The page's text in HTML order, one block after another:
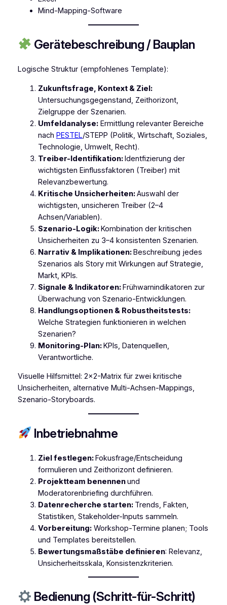
Mind-Mapping-Software
Gerätebeschreibung / Bauplan
Logische Struktur (empfohlenes Template):
Zukunftsfrage, Kontext & Ziel:
Untersuchungsgegenstand, Zeithorizont,
Zielgruppe der Szenarien.
Umfeldanalyse:Ermittlung relevanter Bereiche
nach PESTEL/STEPP (Politik, Wirtschaft, Soziales,
Technologie, Umwelt, Recht).
Treiber-Identifikation:Identfizierung der
wichtigsten Einflussfaktoren (Treiber) mit
Relevanzbewertung.
Kritische Unsicherheiten:Auswahl der
wichtigsten, unsicheren Treiber (2–4
Achsen/Variablen).
Szenario-Logik:Kombination der kritischen
Unsicherheiten zu 3–4 konsistenten Szenarien.
Narrativ & Implikationen:Beschreibung jedes
Szenarios als Story mit Wirkungen auf Strategie,
Markt, KPIs.
Signale & Indikatoren:Frühwarnindikatoren zur
Überwachung von Szenario-Entwicklungen.
Handlungsoptionen & Robustheitstests:
Welche Strategien funktionieren in welchen
Szenarien?
Monitoring-Plan:KPIs, Datenquellen,
Verantwortliche.
Visuelle Hilfsmittel: 2×2-Matrix für zwei kritische
Unsicherheiten, alternative Multi-Achsen-Mappings,
Szenario-Storyboards.
Inbetriebnahme
Ziel festlegen:Fokusfrage/Entscheidung
formulieren und Zeithorizont definieren.
Projektteam benennenund
Moderatorenbriefing durchführen.
Datenrecherche starten: Trends, Fakten,
Statistiken, Stakeholder-Inputs sammeln.
Vorbereitung:Workshop-Termine planen; Tools
und Templates bereitstellen.
Bewertungsmaßstäbe definieren: Relevanz,
Unsicherheitsskala, Konsistenzkriterien.
Bedienung (Schritt-für-Schritt)